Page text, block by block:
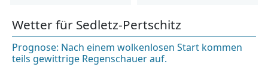
Wetter für Sedletz-Pertschitz
Prognose: Nach einem wolkenlosen Start kommen
teils gewittrige Regenschauer auf.